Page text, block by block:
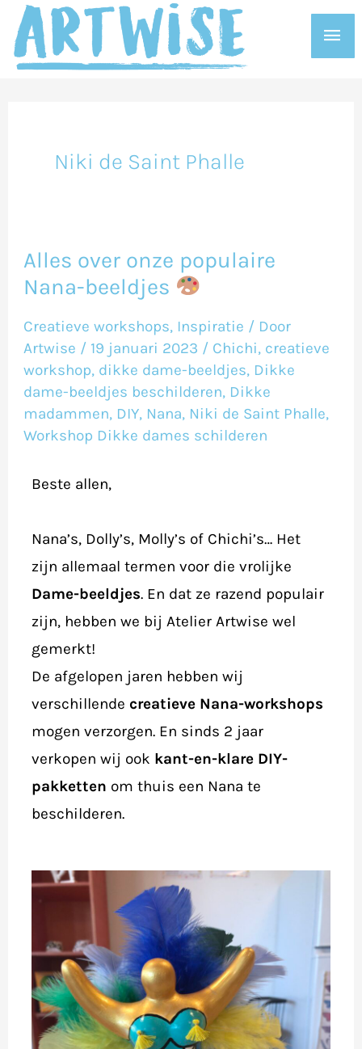
naar
Niki de Saint Phalle
Alles over onze populaire
Nana-beeldjes
Creatieve workshops, Inspiratie / Door
Artwise / 19 januari 2023 / Chichi, creatieve
workshop, dikke dame-beeldjes, Dikke
dame-beeldjes beschilderen, Dikke
madammen, DIY, Nana, Niki de Saint Phalle,
Workshop Dikke dames schilderen
Beste allen,
Nana’s, Dolly’s, Molly’s of Chichi’s… Het
zijn allemaal termen voor die vrolijke
Dame-beeldjes. En dat ze razend populair
zijn, hebben we bij Atelier Artwise wel
gemerkt!
De afgelopen jaren hebben wij
verschillende creatieve Nana-workshops
mogen verzorgen. En sinds 2 jaar
verkopen wij ook kant-en-klare DIY-
pakketten om thuis een Nana te
beschilderen.
Alles
over
populaire
Nana-
beeldjes